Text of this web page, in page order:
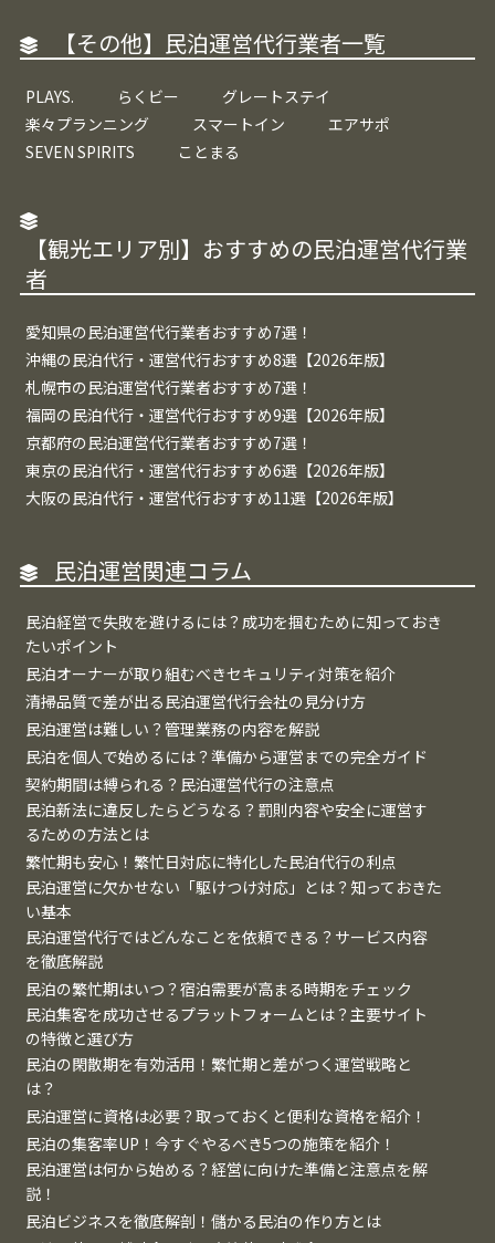
【その他】民泊運営代行業者一覧
PLAYS. らくビー
グレートステイ
楽々プランニング
スマートイン
エアサポ
SEVEN SPIRITS
ことまる
【観光エリア別】おすすめの民泊運営代行業
者
愛知県の民泊運営代行業者おすすめ7選！
沖縄の民泊代行・運営代行おすすめ8選【2026年版】
札幌市の民泊運営代行業者おすすめ7選！
福岡の民泊代行・運営代行おすすめ9選【2026年版】
京都府の民泊運営代行業者おすすめ7選！
東京の民泊代行・運営代行おすすめ6選【2026年版】
大阪の民泊代行・運営代行おすすめ11選【2026年版】
民泊運営関連コラム
民泊経営で失敗を避けるには？成功を掴むために知っておき
たいポイント
民泊オーナーが取り組むべきセキュリティ対策を紹介
清掃品質で差が出る民泊運営代行会社の見分け方
民泊運営は難しい？管理業務の内容を解説
民泊を個人で始めるには？準備から運営までの完全ガイド
契約期間は縛られる？民泊運営代行の注意点
民泊新法に違反したらどうなる？罰則内容や安全に運営す
るための方法とは
繁忙期も安心！繁忙日対応に特化した民泊代行の利点
民泊運営に欠かせない「駆けつけ対応」とは？知っておきた
い基本
民泊運営代行ではどんなことを依頼できる？サービス内容
を徹底解説
民泊の繁忙期はいつ？宿泊需要が高まる時期をチェック
民泊集客を成功させるプラットフォームとは？主要サイト
の特徴と選び方
民泊の閑散期を有効活用！繁忙期と差がつく運営戦略と
は？
民泊運営に資格は必要？取っておくと便利な資格を紹介！
民泊の集客率UP！今すぐやるべき5つの施策を紹介！
民泊運営は何から始める？経営に向けた準備と注意点を解
説！
民泊ビジネスを徹底解剖！儲かる民泊の作り方とは